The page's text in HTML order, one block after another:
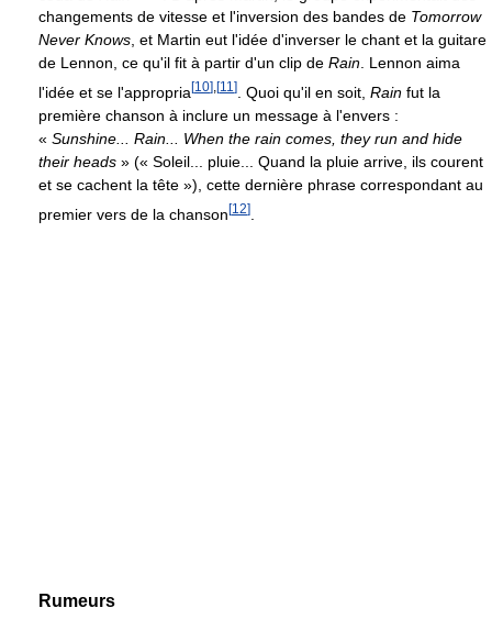
changements de vitesse et l'inversion des bandes de Tomorrow
Never Knows, et Martin eut l'idée d'inverser le chant et la guitare
de Lennon, ce qu'il fit à partir d'un clip de Rain. Lennon aima
l'idée et se l'appropria [10] [11 ] . Quoi qu'il en soit, Rain fut la
première chanson à inclure un message à l'envers :
« Sunshine... Rain... When the rain comes, they run and hide
their heads » (« Soleil... pluie... Quand la pluie arrive, ils courent
et se cachent la tête »), cette dernière phrase correspondant au
premier vers de la chanson[12]
Rumeurs